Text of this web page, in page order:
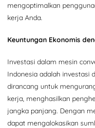
mengoptimalkan
kerja Anda.
Keuntungan Ekonomis
Investasi dalam mesin
Indonesia adalah investasi
dirancang untuk
kerja, menghasilkan
jangka panjang. Dengan
dapat mengalokasikan